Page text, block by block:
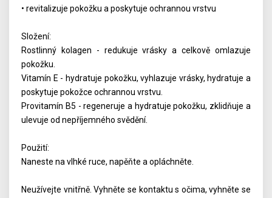
• revitalizuje pokožku a poskytuje ochrannou vrstvu
Složení:
Rostlinný kolagen - redukuje vrásky a celkově omlazuje
pokožku.
Vitamín E - hydratuje pokožku, vyhlazuje vrásky, hydratuje a
poskytuje pokožce ochrannou vrstvu.
Provitamín B5 - regeneruje a hydratuje pokožku, zklidňuje a
ulevuje od nepříjemného svědění.
Použití:
Naneste na vlhké ruce, napěňte a opláchněte.
Neužívejte vnitřně. Vyhněte se kontaktu s očima, vyhněte se